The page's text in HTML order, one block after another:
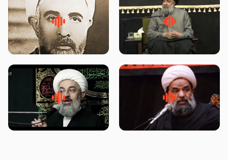
لقب حضرت رقیه سلام الله علیها به
چه معناست – حجت الاسلام علوی
روضه‌ی مجلس یزید ملعون و
اسارت اهل‌بیت علیهم‌السلام –
محدث زاده
سلام جوانی که امام حسین علیه
السلام خودش جوابش را دادند
زیارتی که اسباب رزق زیاد و عمر
طولانی است حجت السلام حسین